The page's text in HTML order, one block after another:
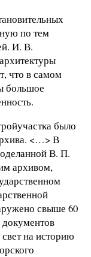
по тем
И. В.
что в самом
большое
было
<…> В
В. П.
архивом,
свыше 60
на историю